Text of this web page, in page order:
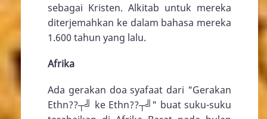
sebagai Kristen. Alkitab untuk mereka
diterjemahkan ke dalam bahasa mereka
1.600 tahun yang lalu.
Afrika
Ada gerakan doa syafaat dari "Gerakan
Ethn??┬╝ ke Ethn??┬╝" buat suku-suku